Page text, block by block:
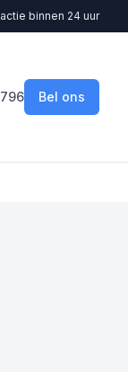
binnen 24 uur
Bel ons